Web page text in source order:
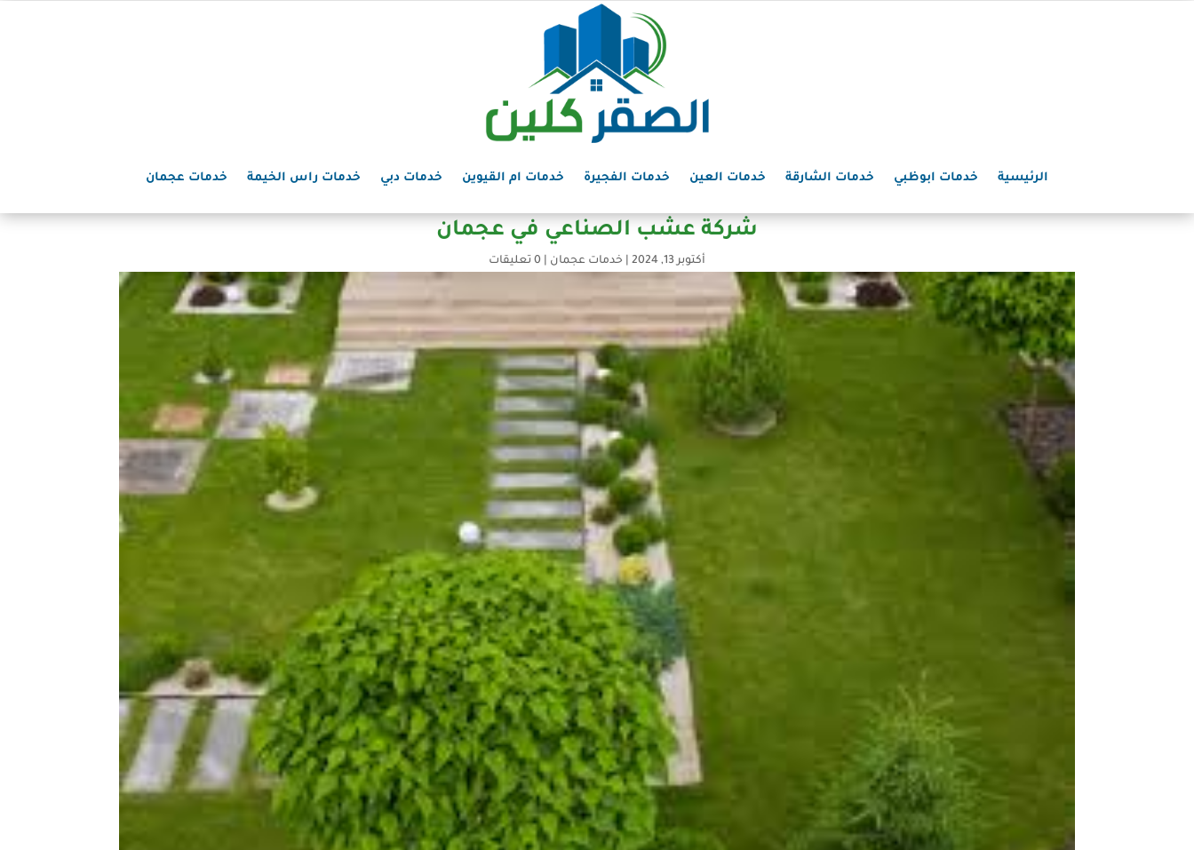
الرئيسية خدمات ابوظبي خدمات الشارقة خدمات العين خدمات الفجيرة خدمات ام القيوين خدمات دبي خدمات راس الخيمة خدمات عجمان
شركة عشب الصناعي في عجمان
أكتوبر 13, 2024 خدمات عجمان 0 تعليقات